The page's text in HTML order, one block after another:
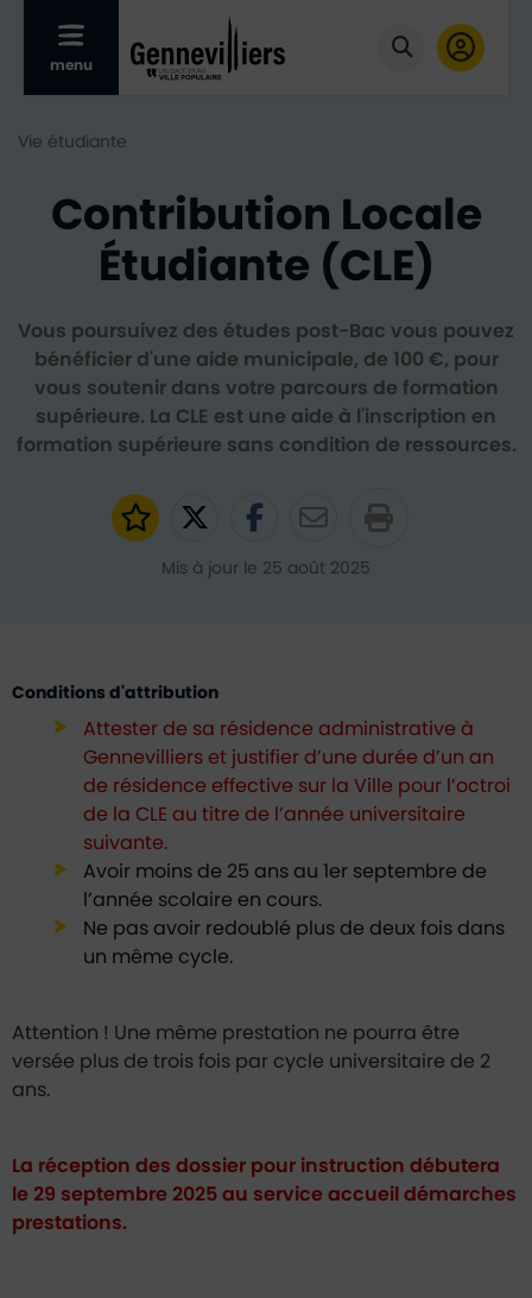
Afficher le menu mobile
menu Cliquer
Vie étudiante
Contribution Locale
Étudiante (CLE)
Vous poursuivez des études post-Bac vous pouvez
bénéficier d'une aide municipale, de 100 €, pour
vous soutenir dans votre parcours de formation
supérieure. La CLE est une aide à l'inscription en
formation supérieure sans condition de ressources.
Ajouter aux favoris
Partager sur Twitter
Partager sur
Partager par
Mis à jour le 25 août 2025
Conditions d'attribution
Attester de sa résidence administrative à
Gennevilliers et justifier d’une durée d’un an
de résidence effective sur la Ville pour l’octroi
de la CLE au titre de l’année universitaire
suivante.
Avoir moins de 25 ans au 1er septembre de
l’année scolaire en cours.
Ne pas avoir redoublé plus de deux fois dans
un même cycle.
Attention ! Une même prestation ne pourra être
versée plus de trois fois par cycle universitaire de 2
ans.
La réception des dossier pour instruction débutera
le 29 septembre 2025 au service accueil démarches
prestations.